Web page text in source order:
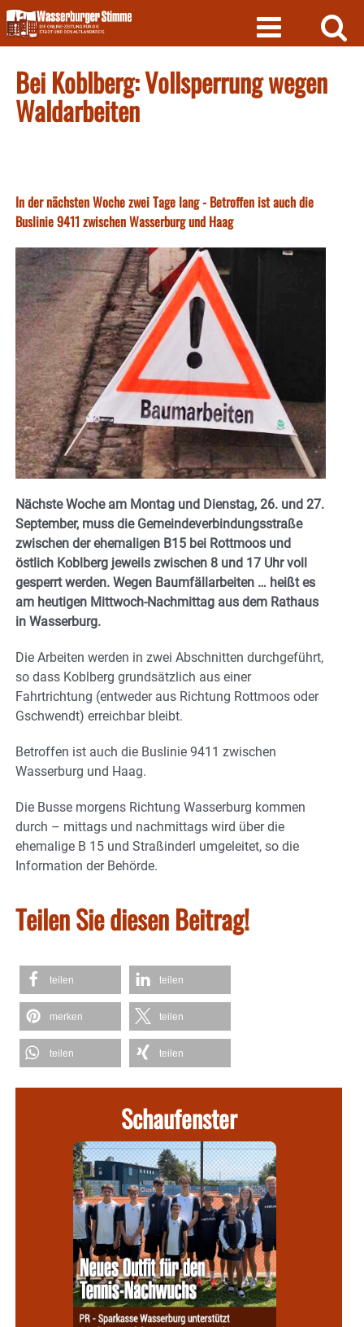
Skip
to
content
Bei Koblberg: Vollsperrung wegen
Waldarbeiten
In der nächsten Woche zwei Tage lang - Betroffen ist auch die
Buslinie 9411 zwischen Wasserburg und Haag
Nächste Woche am Montag und Dienstag, 26. und 27.
September, muss die Gemeindeverbindungsstraße
zwischen der ehemaligen B15 bei Rottmoos und
östlich Koblberg jeweils zwischen 8 und 17 Uhr voll
gesperrt werden. Wegen Baumfällarbeiten … heißt es
am heutigen Mittwoch-Nachmittag aus dem Rathaus
in Wasserburg.
Die Arbeiten werden in zwei Abschnitten durchgeführt,
so dass Koblberg grundsätzlich aus einer
Fahrtrichtung (entweder aus Richtung Rottmoos oder
Gschwendt) erreichbar bleibt.
Betroffen ist auch die Buslinie 9411 zwischen
Wasserburg und Haag.
Die Busse morgens Richtung Wasserburg kommen
durch – mittags und nachmittags wird über die
ehemalige B 15 und Straßinderl umgeleitet, so die
Information der Behörde.
Teilen Sie diesen Beitrag!
teilen teilen
merken teilen
teilen teilen
Schaufenster